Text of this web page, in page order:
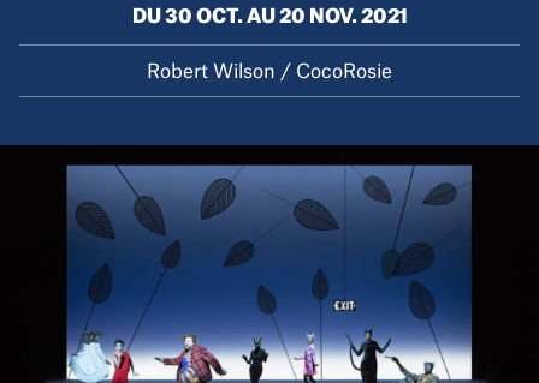
DU 30 OCT. AU 20 NOV. 2021
Robert Wilson / CocoRosie